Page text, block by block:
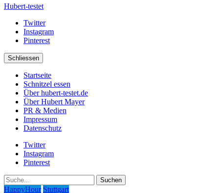
Hubert-testet
Twitter
Instagram
Pinterest
Schliessen
Startseite
Schnitzel essen
Über hubert-testet.de
Über Hubert Mayer
PR & Medien
Impressum
Datenschutz
Twitter
Instagram
Pinterest
Suche
HappyHour Stuttgart